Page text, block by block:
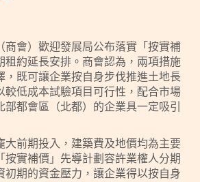
商會）歡迎發展局公布落實「按實補
租約延長安排。商會認為，兩項措施
，既可讓企業按自身步伐推進土地長
較低成本試驗項目可行性，配合市場
都會區（北都）的企業具一定吸引
大前期投入，建築費及地價均為主要
按實補價」先導計劃容許業權人分期
初期的資金壓力，讓企業得以按自身